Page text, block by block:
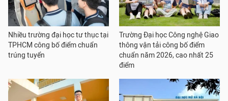
Nhiều trường đại học tư thục tại
TPHCM công bố điểm chuẩn
trúng tuyển
Trường Đại học Công nghệ Giao
thông vận tải công bố điểm
chuẩn năm 2026, cao nhất 25
điểm